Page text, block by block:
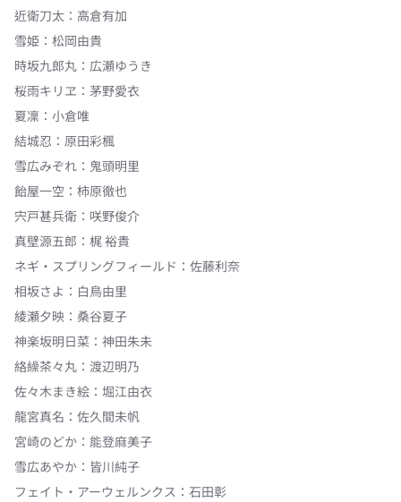
近衛刀太 ： 高倉有加
雪姫 ： 松岡由貴
時坂九郎丸 ： 広瀬ゆうき
桜雨キリヱ ： 茅野愛衣
夏凜 ： 小倉唯
結城忍 ： 原田彩楓
雪広みぞれ ： 鬼頭明里
飴屋一空 ： 柿原徹也
宍戸甚兵衛 ： 咲野俊介
真壁源五郎 ： 梶 裕貴
ネギ・スプリングフィールド ： 佐藤利奈
相坂さよ ： 白鳥由里
綾瀬夕映 ： 桑谷夏子
神楽坂明日菜 ： 神田朱未
絡繰茶々丸 ： 渡辺明乃
佐々木まき絵 ： 堀江由衣
龍宮真名 ： 佐久間未帆
宮崎のどか ： 能登麻美子
雪広あやか ： 皆川純子
フェイト・アーウェルンクス ： 石田彰